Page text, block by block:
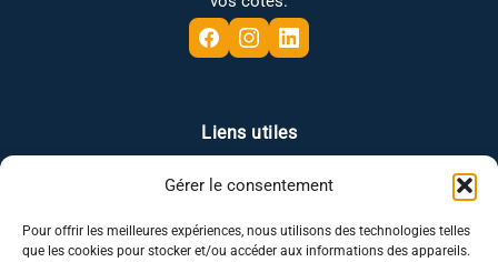
Gérer le consentement
Pour offrir les meilleures expériences, nous utilisons des technologies telles
que les cookies pour stocker et/ou accéder aux informations des appareils.
Liens utiles
Mentions légales Politique de confidentialité
Politique des cookies